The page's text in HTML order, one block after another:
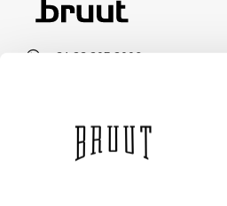
+31 23 205 2006
VOIR LES HORAIRES D’OUVERTURE